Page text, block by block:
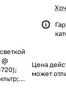
Цена
может